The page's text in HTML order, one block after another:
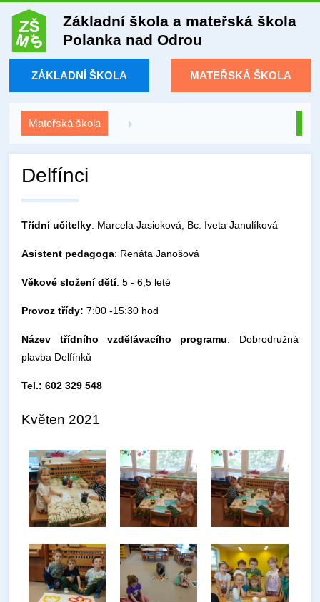
Základní škola a mateřská škola
Polanka nad Odrou
ZÁKLADNÍ ŠKOLA MATEŘSKÁ ŠKOLA
Mateřská škola
Delfínci
Třídní učitelky: Marcela Jasioková, Bc. Iveta Janulíková
Asistent pedagoga: Renáta Janošová
Věkové složení dětí: 5 - 6,5 leté
Provoz třídy: 7:00 -15:30 hod
Název třídního vzdělávacího programu: Dobrodružná
plavba Delfínků
Tel.: 602 329 548
Květen 2021